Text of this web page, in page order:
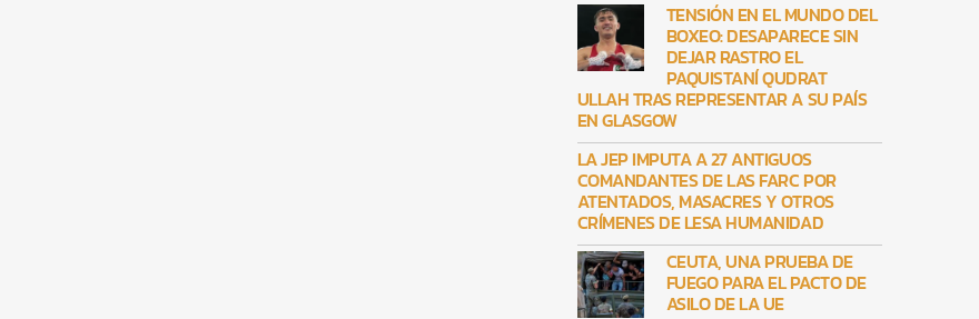
TENSIÓN EN EL MUNDO DEL
BOXEO: DESAPARECE SIN
DEJAR RASTRO EL
PAQUISTANÍ QUDRAT
ULLAH TRAS REPRESENTAR A SU PAÍS
EN GLASGOW
LA JEP IMPUTA A 27 ANTIGUOS
COMANDANTES DE LAS FARC POR
ATENTADOS, MASACRES Y OTROS
CRÍMENES DE LESA HUMANIDAD
CEUTA, UNA PRUEBA DE
FUEGO PARA EL PACTO DE
ASILO DE LA UE